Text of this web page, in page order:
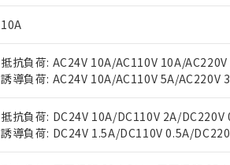
10A
抵抗負荷: AC24V 10A/AC110V 10A/
誘導負荷: AC24V 10A/AC110V 5A/AC220V
抵抗負荷: DC24V 10A/DC110V 2A/DC220V
誘導負荷: DC24V 1.5A/DC110V 0.5A/
ご利用条件
以下の条件をお読みいただき、同意のう
本サービスは、当社制御機器事業
くものです。
当社制御機器事業取扱商品の中に
対応予定：EU RoHS指令（10物質）の
対応予定なし：EU RoHS指令（10物質
調査・確認中：EU RoHS指令（10物質
非該当品：ライセンス料など無形物で、
仕入先様の事情により、非含有部品とし
*EU RoHS指令（10物質）：
鉛(Pb) 1000ppm以下、 水銀(Hg) 1000ppm以下、
※1 中国RoHS○×表
「○」：最大均質材料含有率が中国
「×」：最大均質材料含有率が中国
「－」：未確認です。当社販売部門へお
当社は、これら貴社製品のうち、
う）を輸出または国外への提供す
記
説明